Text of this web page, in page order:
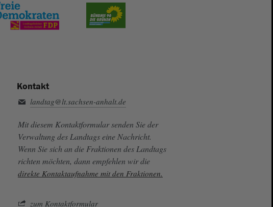
Kontakt
landtag@lt.sachsen-anhalt.de
Mit diesem Kontaktformular senden Sie der
Verwaltung des Landtags eine Nachricht.
Wenn Sie sich an die Fraktionen des Landtags
richten möchten, dann empfehlen wir die
direkte Kontaktaufnahme mit den Fraktionen.
zum Kontaktformular